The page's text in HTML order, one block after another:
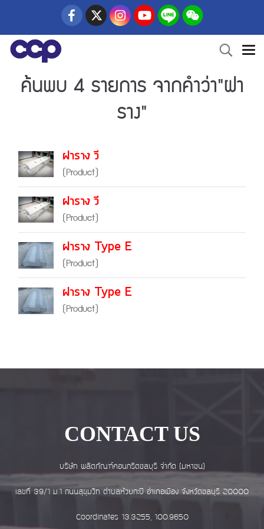
ค้นพบ 4 รายการ จากคำว่า"ฝา
ราง"
ฝาราง วี
(Product)
ฝาราง วี
(Product)
ฝาราง Type E
(Product)
ฝาราง Type E
(Product)
CONTACT US
บริษัท ผลิตภัณฑ์คอนกรีตชลบุรี จำกัด (มหาชน)
เลขที่ 39/1 ม.1 ถนนสุขุมวิท ตำบลห้วยกะปิ อำเภอเมือง จังหวัดชลบุรี 20000
Coordinates 13.3255, 100.9650